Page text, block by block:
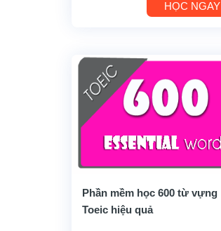
HỌC NGAY
Phần mềm học 600 từ vựng
Toeic hiệu quả